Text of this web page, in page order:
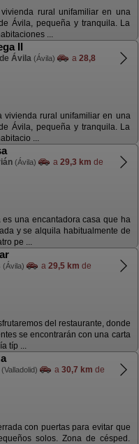
rural unifamiliar en una
Ávila, pequeña y tranquila. La
...
II
Ávila (Ávila) a 28,8
vivienda rural unifamiliar en una
Ávila, pequeña y tranquila. La
...
(Ávila) a 29,3 km de
una encantadora casa que ha
y se alquila habitualmente de
pe ...
(Ávila) a 29,5 km de
del restaurante, donde
se encontrarán con una carta
típ ...
(Valladolid) a 30,7 km de
con puertas para evitar que
solos. Zona de césped.